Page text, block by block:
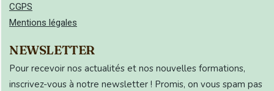
CGPS
Mentions légales
NEWSLETTER
Pour recevoir nos actualités et nos nouvelles formations,
inscrivez-vous à notre newsletter ! Promis, on vous spam pas